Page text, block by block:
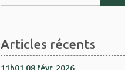
Articles récents